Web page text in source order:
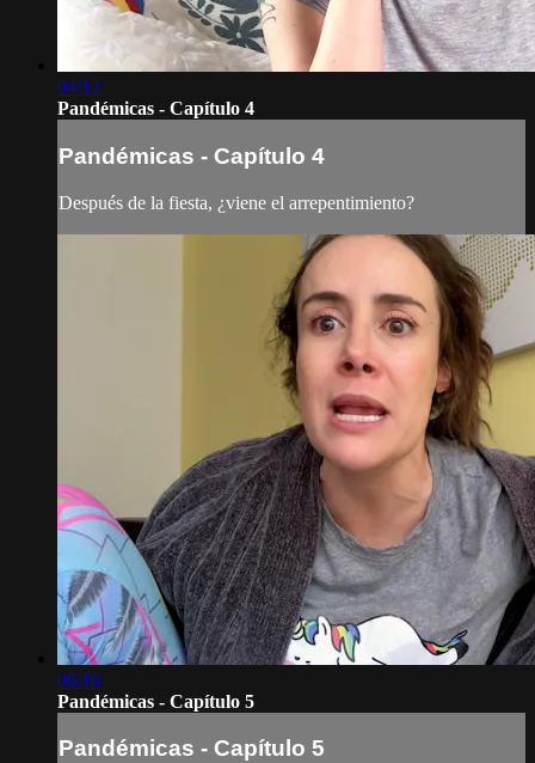
04:12
Pandémicas - Capítulo 4
Pandémicas - Capítulo 4
Después de la fiesta, ¿viene el arrepentimiento?
06:16
Pandémicas - Capítulo 5
Pandémicas - Capítulo 5